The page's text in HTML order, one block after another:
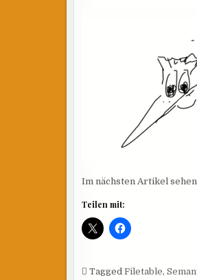
Im nächsten Artikel
Teilen mit:
Tagged Filetable,